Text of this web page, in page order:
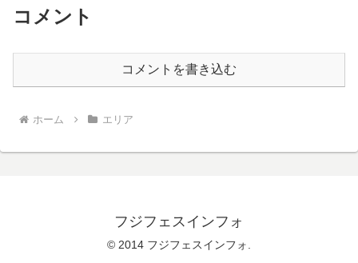
コメント
コメントを書き込む
ホーム エリア
フジフェスインフォ
© 2014 フジフェスインフォ.